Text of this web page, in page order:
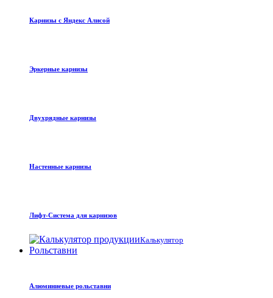
Карнизы с Яндекс Алисой
Эркерные карнизы
Двухрядные карнизы
Настенные карнизы
Лифт-Система для карнизов
Калькулятор
Рольставни
Алюминиевые рольставни